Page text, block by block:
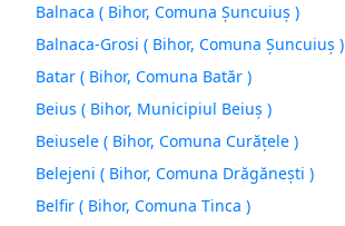
Balnaca ( Bihor, Comuna Şuncuiuş )
Balnaca-Grosi ( Bihor, Comuna Şuncuiuş )
Batar ( Bihor, Comuna Batăr )
Beius ( Bihor, Municipiul Beiuş )
Beiusele ( Bihor, Comuna Curăţele )
Belejeni ( Bihor, Comuna Drăgăneşti )
Belfir ( Bihor, Comuna Tinca )